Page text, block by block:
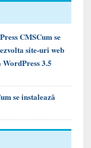
CMSCum se
site-uri web
WordPress 3.5
se instalează